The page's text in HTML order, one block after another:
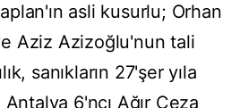
asli kusurlu; Orhan
Aziz Azizoğlu'nun tali
sanıkların 27'şer yıla
6'ncı Ağır Ceza